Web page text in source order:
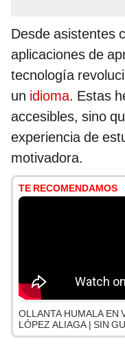
Desde asistentes
aplicaciones de
tecnología
un idioma. Estas
accesibles, sino
experiencia de
motivadora.
TE RECOMENDAMOS
OLLANTA HUMALA EN
LÓPEZ ALIAGA | SIN